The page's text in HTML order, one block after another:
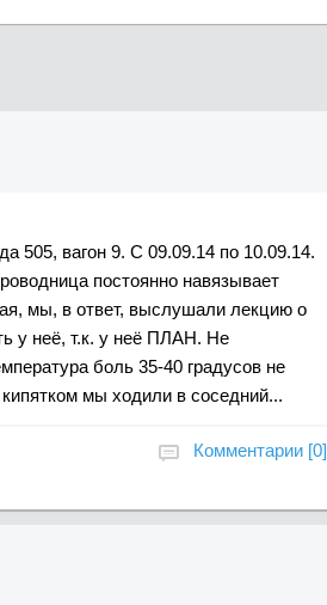
505, вагон 9. С 09.09.14 по 10.09.14.
постоянно навязывает
мы, в ответ, выслушали лекцию о
у неё, т.к. у неё ПЛАН. Не
боль 35-40 градусов не
мы ходили в соседний...
Комментарии [0]